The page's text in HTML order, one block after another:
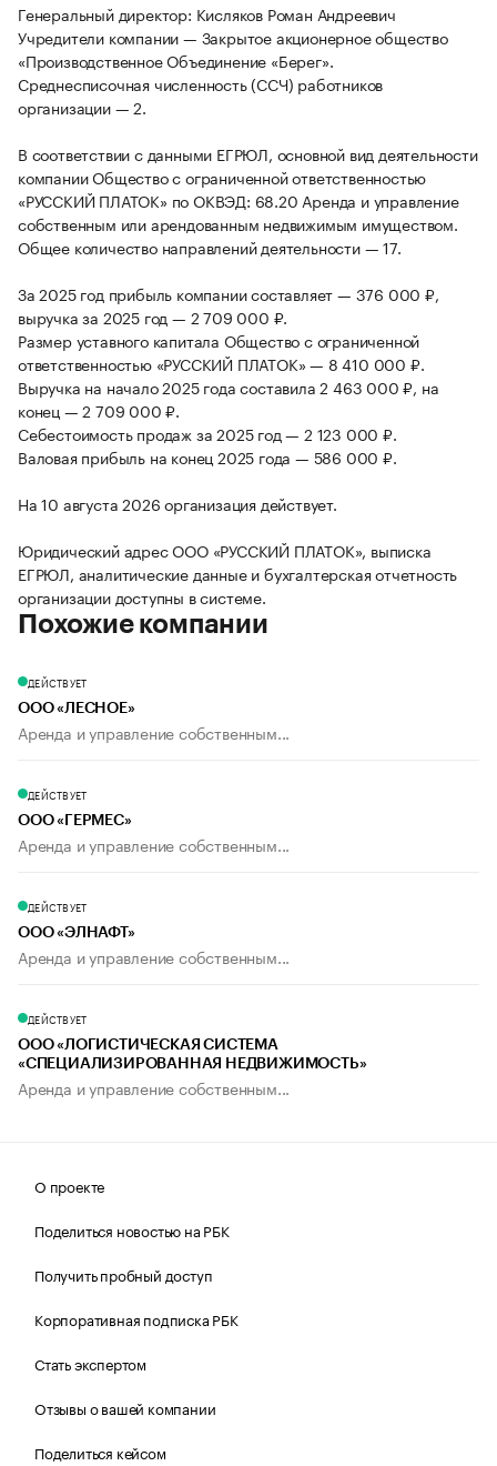
Генеральный директор: Кисляков Роман Андреевич
Учредители компании — Закрытое акционерное общество
«Производственное Объединение «Берег».
Среднесписочная численность (ССЧ) работников
организации — 2.
В соответствии с данными ЕГРЮЛ, основной вид деятельности
компании Общество с ограниченной ответственностью
«РУССКИЙ ПЛАТОК» по ОКВЭД: 68.20 Аренда и управление
собственным или арендованным недвижимым имуществом.
Общее количество направлений деятельности — 17.
За 2025 год прибыль компании составляет — 376 000 ₽,
выручка за 2025 год — 2 709 000 ₽.
Размер уставного капитала Общество с ограниченной
ответственностью «РУССКИЙ ПЛАТОК» — 8 410 000 ₽.
Выручка на начало 2025 года составила 2 463 000 ₽, на
конец — 2 709 000 ₽.
Себестоимость продаж за 2025 год — 2 123 000 ₽.
Валовая прибыль на конец 2025 года — 586 000 ₽.
На 10 августа 2026 организация действует.
Юридический адрес ООО «РУССКИЙ ПЛАТОК», выписка
ЕГРЮЛ, аналитические данные и бухгалтерская отчетность
организации доступны в системе.
Похожие компании
ДЕЙСТВУЕТ
ООО «ЛЕСНОЕ»
Аренда и управление собственным...
ДЕЙСТВУЕТ
ООО «ГЕРМЕС»
Аренда и управление собственным...
ДЕЙСТВУЕТ
ООО «ЭЛНАФТ»
Аренда и управление собственным...
ДЕЙСТВУЕТ
ООО «ЛОГИСТИЧЕСКАЯ СИСТЕМА
«СПЕЦИАЛИЗИРОВАННАЯ НЕДВИЖИМОСТЬ»
Аренда и управление собственным...
О проекте
Поделиться новостью на РБК
Получить пробный доступ
Корпоративная подписка РБК
Стать экспертом
Отзывы о вашей компании
Поделиться кейсом